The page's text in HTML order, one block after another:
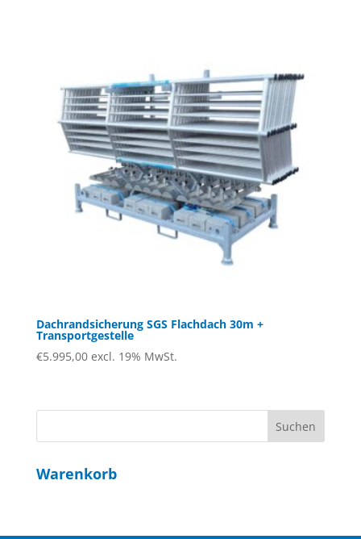
Dachrandsicherung SGS Flachdach 30m +
Transportgestelle
€5.995,00 excl. 19% MwSt.
Warenkorb